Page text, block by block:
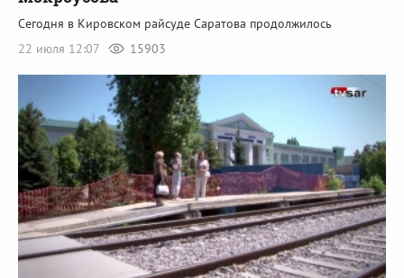
Сегодня в Кировском райсуде Саратова продолжилось
22 июля 12:07
15903